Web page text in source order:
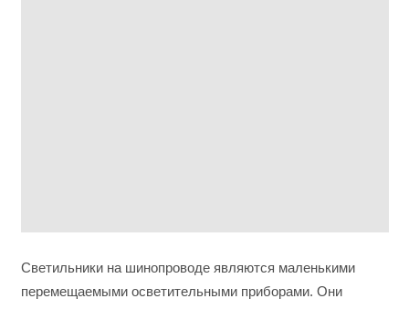
Светильники на шинопроводе являются маленькими
перемещаемыми осветительными приборами. Они